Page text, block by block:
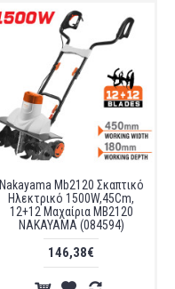
Nakayama Mb2120 Σκαπτικό
Ηλεκτρικό 1500W,45Cm,
12+12 Μαχαίρια MB2120
NAKAYAMA (084594)
146,38€